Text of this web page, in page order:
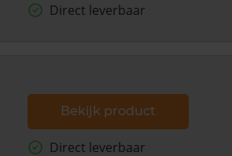
Direct leverbaar
Bekijk product
Direct leverbaar